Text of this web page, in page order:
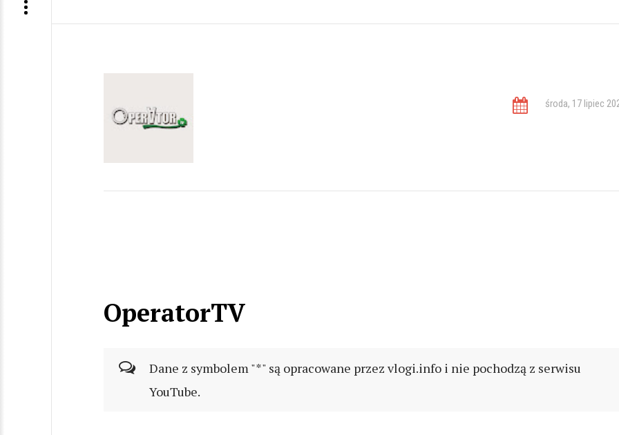
środa, 17 lipiec
OperatorTV
Dane z symbolem "*" są opracowane przez vlogi.info i nie pochodzą z serwisu
YouTube.